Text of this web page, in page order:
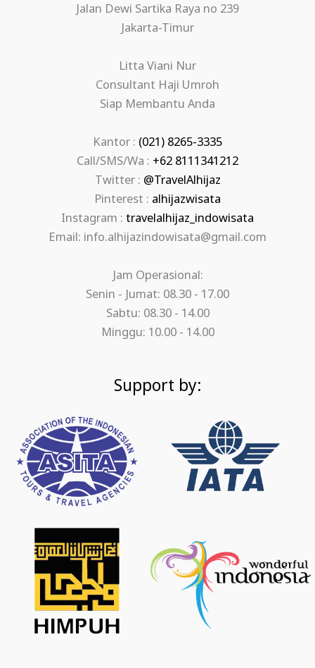
Jalan Dewi Sartika Raya no 239
Jakarta-Timur
Litta Viani Nur
Consultant Haji Umroh
Siap Membantu Anda
Kantor : (021) 8265-3335
Call/SMS/Wa : +62 8111341212
Twitter : @TravelAlhijaz
Pinterest : alhijazwisata
Instagram : travelalhijaz_indowisata
Email: info.alhijazindowisata@gmail.com
Jam Operasional:
Senin - Jumat: 08.30 - 17.00
Sabtu: 08.30 - 14.00
Minggu: 10.00 - 14.00
Support by: